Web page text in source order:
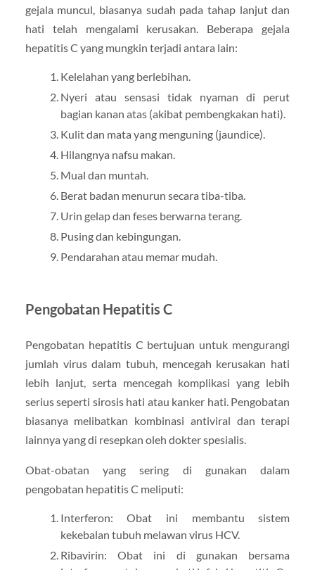
gejala muncul, biasanya sudah pada tahap lanjut dan
hati telah mengalami kerusakan. Beberapa gejala
hepatitis C yang mungkin terjadi antara lain:
Kelelahan yang berlebihan.
Nyeri atau sensasi tidak nyaman di perut
bagian kanan atas (akibat pembengkakan hati).
Kulit dan mata yang menguning (jaundice).
Hilangnya nafsu makan.
Mual dan muntah.
Berat badan menurun secara tiba-tiba.
Urin gelap dan feses berwarna terang.
Pusing dan kebingungan.
Pendarahan atau memar mudah.
Pengobatan Hepatitis C
Pengobatan hepatitis C bertujuan untuk mengurangi
jumlah virus dalam tubuh, mencegah kerusakan hati
lebih lanjut, serta mencegah komplikasi yang lebih
serius seperti sirosis hati atau kanker hati. Pengobatan
biasanya melibatkan kombinasi antiviral dan terapi
lainnya yang di resepkan oleh dokter spesialis.
Obat-obatan yang sering di gunakan dalam
pengobatan hepatitis C meliputi:
Interferon: Obat ini membantu sistem
kekebalan tubuh melawan virus HCV.
Ribavirin: Obat ini di gunakan bersama